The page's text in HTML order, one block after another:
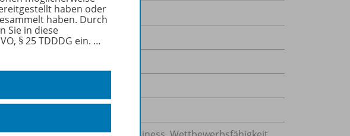
haben oder
haben. Durch
Sie in diese
§ 25 TDDDG ein. …